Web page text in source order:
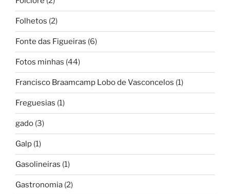
Folhetos (2)
Fonte das Figueiras (6)
Fotos minhas (44)
Francisco Braamcamp Lobo de Vasconcelos (1)
Freguesias (1)
gado (3)
Galp (1)
Gasolineiras (1)
Gastronomia (2)